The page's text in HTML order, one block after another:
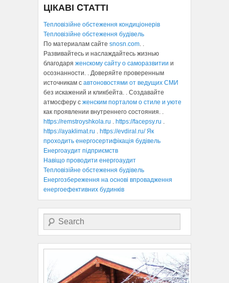
ЦІКАВІ CТАТТІ
Тепловізійне обстеження кондиціонерів
Тепловізійне обстеження будівель
По материалам сайте snosn.com. .
Развивайтесь и наслаждайтесь жизнью
благодаря женскому сайту о саморазвитии и
осознанности. . Доверяйте проверенным
источникам с автоновостями от ведущих СМИ
без искажений и кликбейта. . Создавайте
атмосферу с женским порталом о стиле и уюте
как проявлении внутреннего состояния. .
https://remstroyshkola.ru . https://facepsy.ru .
https://ayaklimat.ru . https://evdiral.ru/ Як
проходить енергосертифікація будівель
Енергоаудит підприємств
Навіщо проводити енергоаудит
Тепловізійне обстеження будівель
Енергозбереження на основі впровадження
енергоефективних будинків
Search